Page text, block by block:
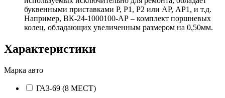
буквенными приставками Р, Р1, Р2 или АР, АР1, и т.д.
Например, ВК-24-1000100-АР – комплект поршневых
колец, обладающих увеличенным размером на 0,50мм.
Характеристики
Марка авто
ГАЗ-69 (8 МЕСТ)